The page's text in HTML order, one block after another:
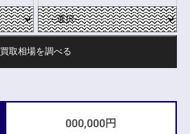
買取相場を調べる
000,000円